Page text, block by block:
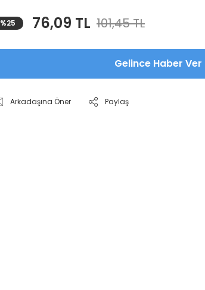
%25 76,09 TL 101,45 TL
Gelince Haber Ver
Arkadaşına Öner Paylaş